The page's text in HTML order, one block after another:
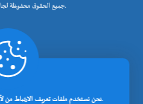
© جميع الحقوق محفوظة لجامعة خنشلة 2026.
.
نحن نستخدم ملفات تعريف الارتباط من لأنشطة الموقع لنقدم لك تجربة أفضل.